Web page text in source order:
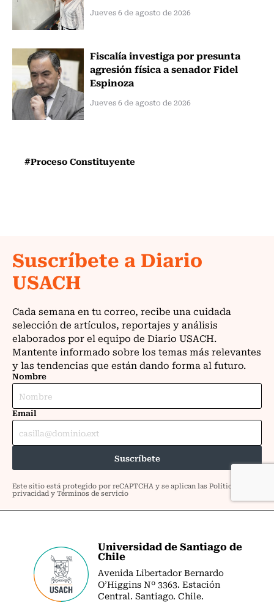
Jueves 6 de agosto de 2026
Fiscalía investiga por presunta
agresión física a senador Fidel
Espinoza
Jueves 6 de agosto de 2026
#Proceso Constituyente
Universidad de Santiago de
Chile
Avenida Libertador Bernardo
O’Higgins Nº 3363. Estación
Central. Santiago. Chile.